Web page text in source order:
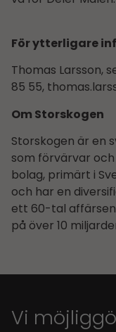
För ytterligare
Thomas Larsson,
85 55,
Om Storskogen
Storskogen är en
som förvärvar
bolag, primärt i
och har en
ett 60-tal
på över 10
Vi